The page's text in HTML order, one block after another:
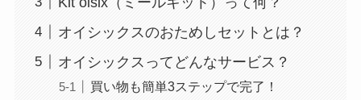
オイシックスのおためしセットとは？
オイシックスってどんなサービス？
買い物も簡単3ステップで完了！